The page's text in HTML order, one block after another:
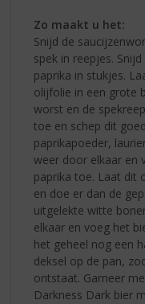
Zo maakt u het:
Snijd de
spek in reepjes.
paprika in stukjes.
olijfolie in een grote
worst en de
toe en schep dit
paprikapoeder,
weer door elkaar en
paprika toe. Laat dit
en doe er dan de
uitgelekte witte
elkaar en voeg het
het geheel nog een
deksel op de pan,
ontstaat. Garneer
Darkness Dark bier